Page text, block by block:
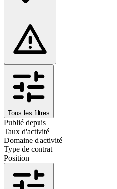
Tous les filtres
Publié depuis
Taux d'activité
Domaine d'activité
Type de contrat
Position